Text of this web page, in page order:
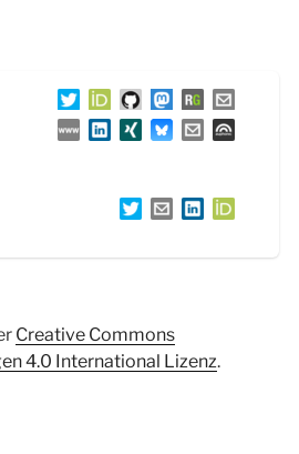
Creative Commons
4.0 International Lizenz.